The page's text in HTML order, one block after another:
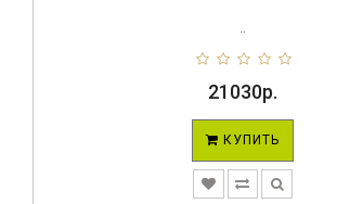
21030р.
КУПИТЬ